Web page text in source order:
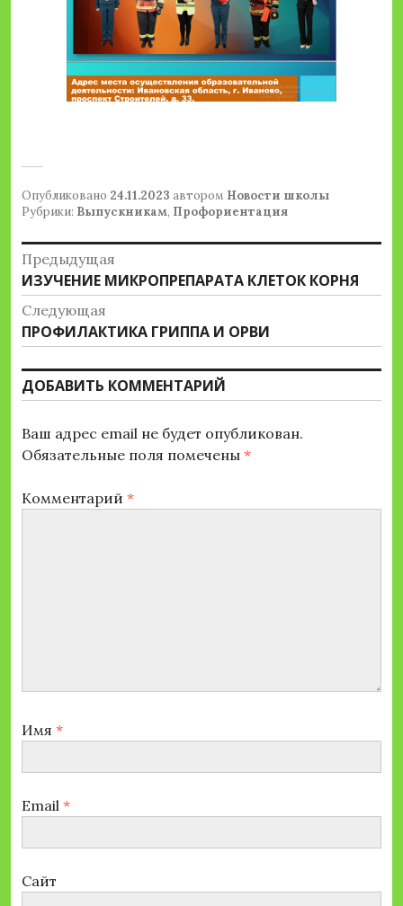
Опубликовано 24.11.2023 автором Новости школы
Рубрики: Выпускникам, Профориентация
Навигация
по
записям
Предыдущая
Предыдущая
запись:
ИЗУЧЕНИЕ МИКРОПРЕПАРАТА КЛЕТОК КОРНЯ
Следующая
Следующая
запись:
ПРОФИЛАКТИКА ГРИППА И ОРВИ
ДОБАВИТЬ КОММЕНТАРИЙ
Ваш адрес email не будет опубликован.
Обязательные поля помечены *
Комментарий *
Имя *
Email *
Сайт